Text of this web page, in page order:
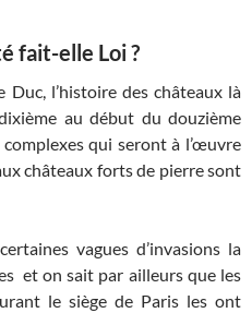
fait-elle Loi ?
l’histoire des châteaux là
au début du douzième
qui seront à l’œuvre
châteaux forts de pierre sont
vagues d’invasions la
et on sait par ailleurs que les
le siège de Paris les ont